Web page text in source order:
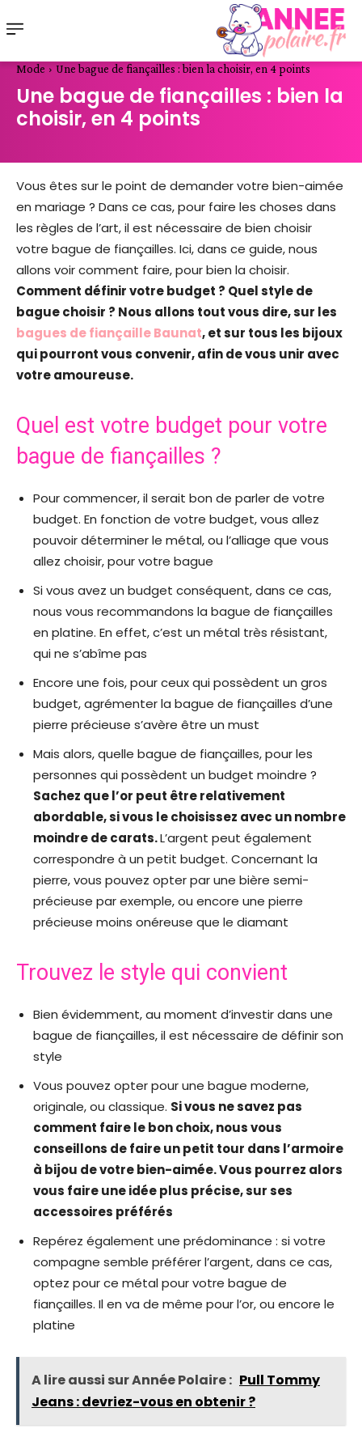
Mode Une bague de fiançailles : bien la choisir, en 4 points
Une bague de fiançailles : bien la
choisir, en 4 points
Vous êtes sur le point de demander votre bien-aimée
en mariage ? Dans ce cas, pour faire les choses dans
les règles de l’art, il est nécessaire de bien choisir
votre bague de fiançailles. Ici, dans ce guide, nous
allons voir comment faire, pour bien la choisir.
Comment définir votre budget ? Quel style de
bague choisir ? Nous allons tout vous dire, sur les
bagues de fiançaille Baunat, et sur tous les bijoux
qui pourront vous convenir, afin de vous unir avec
votre amoureuse.
Quel est votre budget pour votre
bague de fiançailles ?
Pour commencer, il serait bon de parler de votre
budget. En fonction de votre budget, vous allez
pouvoir déterminer le métal, ou l’alliage que vous
allez choisir, pour votre bague
Si vous avez un budget conséquent, dans ce cas,
nous vous recommandons la bague de fiançailles
en platine. En effet, c’est un métal très résistant,
qui ne s’abîme pas
Encore une fois, pour ceux qui possèdent un gros
budget, agrémenter la bague de fiançailles d’une
pierre précieuse s’avère être un must
Mais alors, quelle bague de fiançailles, pour les
personnes qui possèdent un budget moindre ?
Sachez que l’or peut être relativement
abordable, si vous le choisissez avec un nombre
moindre de carats.L’argent peut également
correspondre à un petit budget. Concernant la
pierre, vous pouvez opter par une bière semi-
précieuse par exemple, ou encore une pierre
précieuse moins onéreuse que le diamant
Trouvez le style qui convient
Bien évidemment, au moment d’investir dans une
bague de fiançailles, il est nécessaire de définir son
style
Vous pouvez opter pour une bague moderne,
originale, ou classique. Si vous ne savez pas
comment faire le bon choix, nous vous
conseillons de faire un petit tour dans l’armoire
à bijou de votre bien-aimée. Vous pourrez alors
vous faire une idée plus précise, sur ses
accessoires préférés
Repérez également une prédominance : si votre
compagne semble préférer l’argent, dans ce cas,
optez pour ce métal pour votre bague de
fiançailles. Il en va de même pour l’or, ou encore le
platine
A lire aussi sur Année Polaire : Pull Tommy
Jeans : devriez-vous en obtenir ?